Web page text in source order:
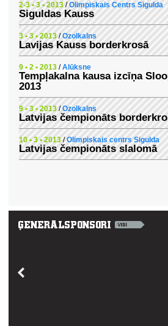
2-3 • 3 • 2013 /Olimpiskais Centrs Sigulda
Siguldas Kauss
3 • 3 • 2013 /Ozolkalns
Lavijas Kauss borderkrosā
9 • 2 • 2013 /Alūksne
Tempļakalna kausa izcīņa
2013
9 • 3 • 2013 /Ozolkalns
Latvijas čempionāts
10 • 3 • 2013 /Olimpiskais centrs Sigulda
Latvijas čempionāts slalomā